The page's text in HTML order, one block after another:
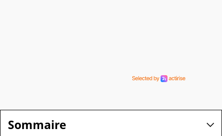
Sommaire